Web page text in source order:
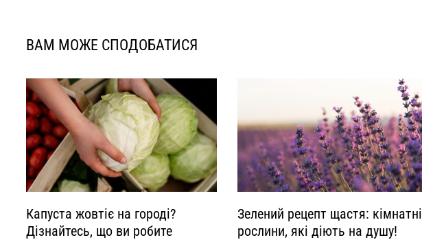
ВАМ МОЖЕ СПОДОБАТИСЯ
Капуста жовтіє на городі?
Дізнайтесь, що ви робите
Зелений рецепт щастя: кімнатні
рослини, які діють на душу!